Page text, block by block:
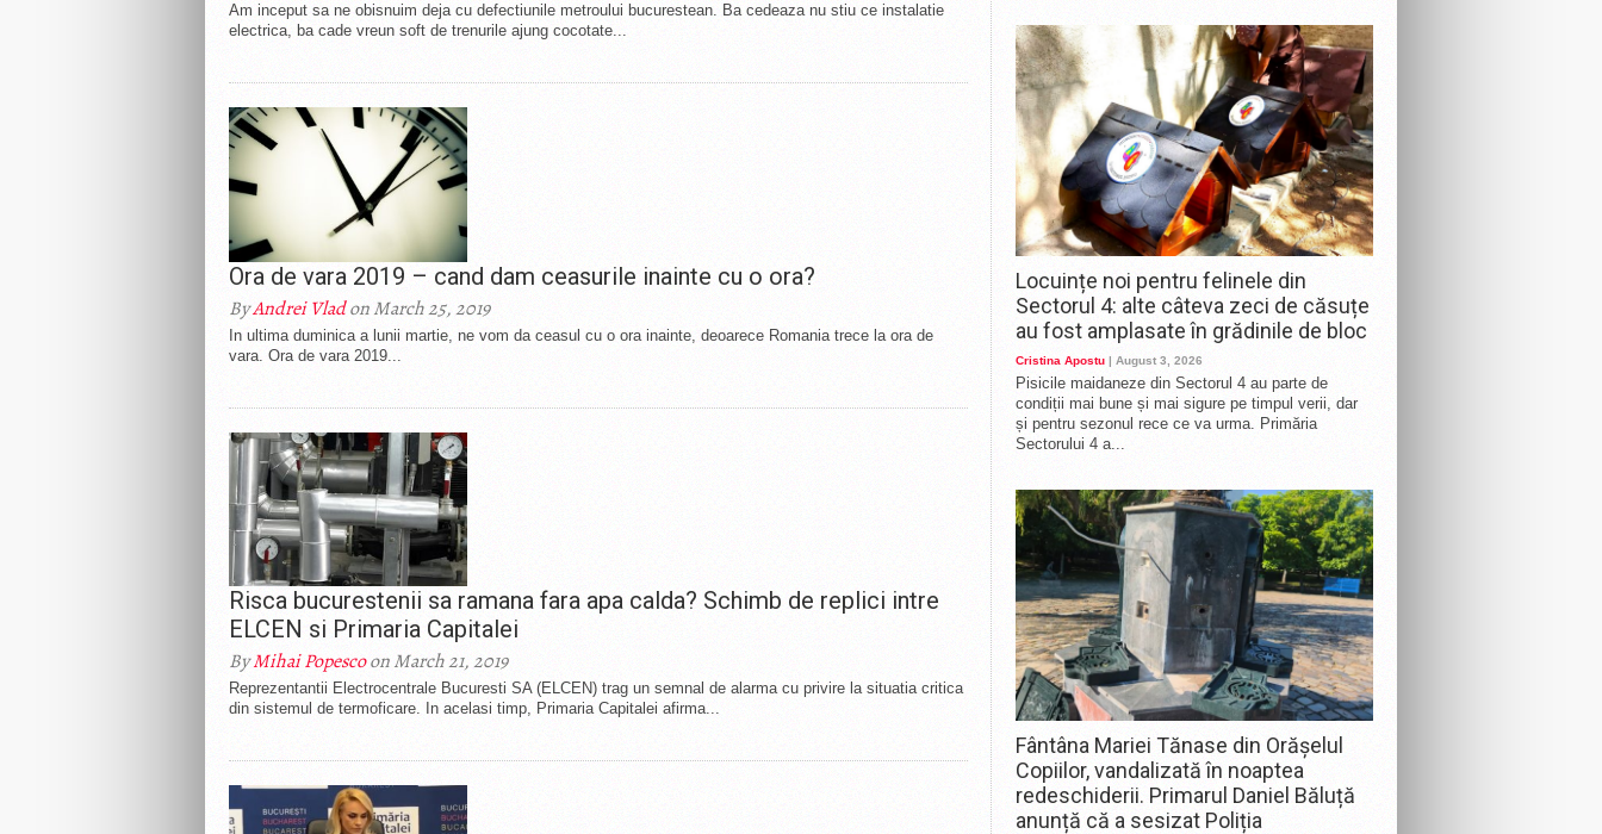
Am inceput sa ne obisnuim deja cu defectiunile metroului bucurestean. Ba cedeaza nu stiu ce instalatie
electrica, ba cade vreun soft de trenurile ajung cocotate...
Ora de vara 2019 – cand dam ceasurile inainte cu o ora?
ByAndrei Vladon March 25, 2019
In ultima duminica a lunii martie, ne vom da ceasul cu o ora inainte, deoarece Romania trece la ora de
vara. Ora de vara 2019...
Risca bucurestenii sa ramana fara apa calda? Schimb de replici intre
ELCEN si Primaria Capitalei
ByMihai Popescoon March 21, 2019
Reprezentantii Electrocentrale Bucuresti SA (ELCEN) trag un semnal de alarma cu privire la situatia critica
din sistemul de termoficare. In acelasi timp, Primaria Capitalei afirma...
Locuințe noi pentru felinele din
Sectorul 4: alte câteva zeci de căsuțe
au fost amplasate în grădinile de bloc
Cristina Apostu | August 3, 2026
Pisicile maidaneze din Sectorul 4 au parte de
condiții mai bune și mai sigure pe timpul verii, dar
și pentru sezonul rece ce va urma. Primăria
Sectorului 4 a...
Fântâna Mariei Tănase din Orășelul
Copiilor, vandalizată în noaptea
redeschiderii. Primarul Daniel Băluță
anunță că a sesizat Poliția